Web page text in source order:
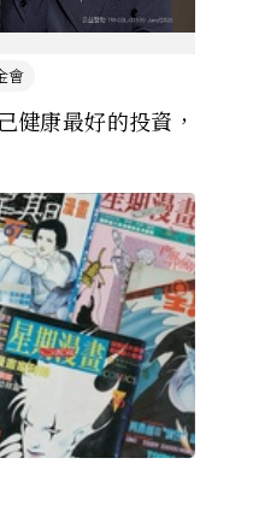
健康最好的投資，
會